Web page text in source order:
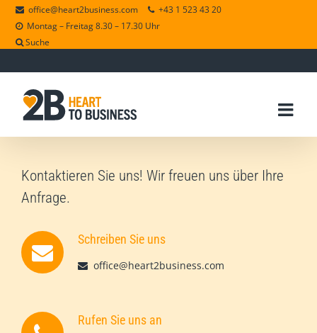
office@heart2business.com
+43 1 523 43 20
Montag – Freitag 8.30 – 17.30 Uhr
Suche
Kontaktieren Sie uns! Wir freuen uns über Ihre
Anfrage.
Schreiben Sie uns
office@heart2business.com
Rufen Sie uns an